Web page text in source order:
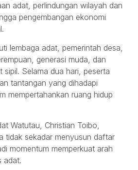
adat, perlindungan wilayah dan
pengembangan ekonomi
lembaga adat, pemerintah desa,
generasi muda, dan
sipil. Selama dua hari, peserta
tantangan yang dihadapi
mempertahankan ruang hidup
Watutau, Christian Toibo,
tidak sekadar menyusun daftar
momentum memperkuat arah
adat.